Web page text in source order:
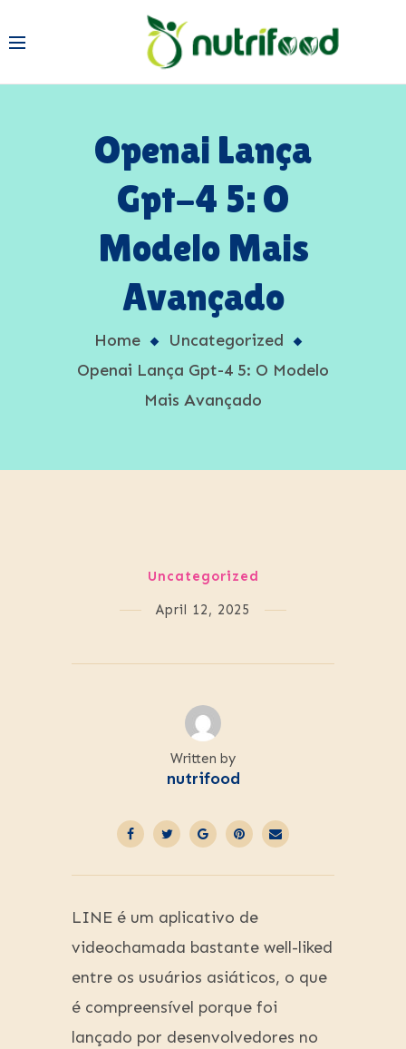
Openai Lança
Gpt-4 5: O
Modelo Mais
Avançado
Home
Uncategorized
Openai Lança Gpt-4 5: O Modelo
Mais Avançado
Uncategorized
April 12, 2025
Written by
nutrifood
LINE é um aplicativo de
videochamada bastante well-liked
entre os usuários asiáticos, o que
é compreensível porque foi
lançado por desenvolvedores no